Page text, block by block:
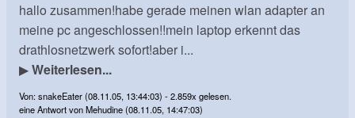
hallo zusammen!habe gerade meinen wlan adapter an
meine pc angeschlossen!!mein laptop erkennt das
drathlosnetzwerk sofort!aber i...
▶Weiterlesen...
Von: snakeEater (08.11.05, 13:44:03) - 2.859x gelesen.
eine Antwort von Mehudine (08.11.05, 14:47:03)